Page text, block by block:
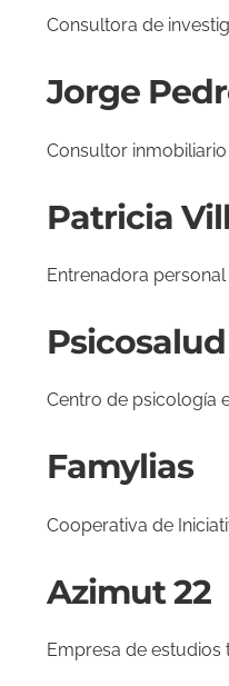
Consultora de
Jorge
Consultor
Patricia
Entrenadora
Centro de psicología
Famylias
Cooperativa de
Azimut 22
Empresa de